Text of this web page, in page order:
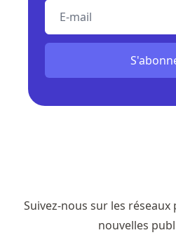
Suivez-nous sur les
nouvelles